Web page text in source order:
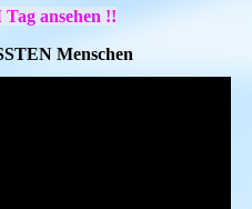
ansehen !!
Menschen